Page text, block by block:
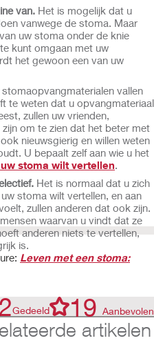
van. Het is mogelijk dat u
vanwege de stoma. Maar
uw stoma onder de knie
kunt omgaan met uw
het gewoon een van uw
vallen
te weten dat u opvangmateriaal
zullen uw vrienden,
om te zien dat het beter met
nieuwsgierig en willen weten
U bepaalt zelf aan wie u het
stoma wilt vertellen.
Het is normaal dat u zich
stoma wilt vertellen, en aan
zullen anderen dat ook zijn.
waarvan u vindt dat ze
anderen niets te vertellen,
is.
Leven met een stoma:
Gedeeld 19 Aanbevolen
artikelen